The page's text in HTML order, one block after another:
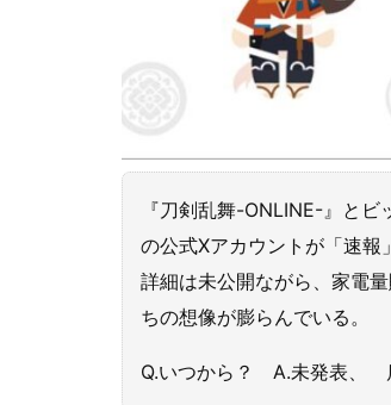
『刀剣乱舞-ONLINE-』と
の公式Xアカウントが「速報
詳細は未公開ながら、家電
ちの想像が膨らんでいる。
Q.いつから？ A.未発表、